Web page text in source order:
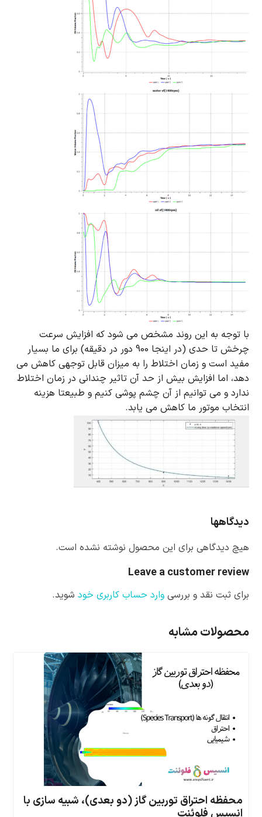
با توجه به این روند مشخص می شود که افزایش سرعت
چرخش تا حدی (در اینجا 900 دور در دقیقه) برای ما بسیار
مفید است و زمان اختلاط را به میزان قابل توجهی کاهش می
دهد، اما افزایش بیش از حد آن تاثیر چندانی در زمان اختلاط
ندارد و می توانیم از آن چشم پوشی کنیم و طبیعتا هزینه
انتخاب موتور ما کاهش می یابد.
دیدگاهها
هیچ دیدگاهی برای این محصول نوشته نشده است.
Leave a customer review
برای ثبت نقد و بررسیوارد حساب کاربری خود شوید.
محصولات مشابه
محفظه احتراق توربین گاز (دو بعدی)، شبیه سازی با
انسیس فلوئنت